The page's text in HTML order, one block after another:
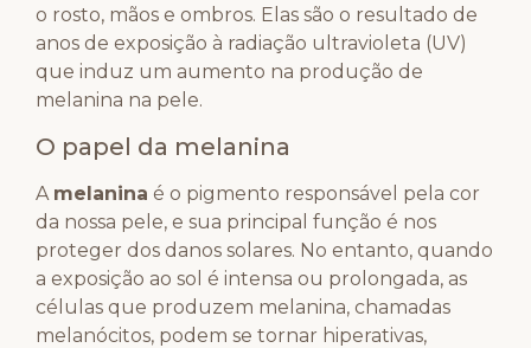
o rosto, mãos e ombros. Elas são o resultado de
anos de exposição à radiação ultravioleta (UV)
que induz um aumento na produção de
melanina na pele.
O papel da melanina
A melanina é o pigmento responsável pela cor
da nossa pele, e sua principal função é nos
proteger dos danos solares. No entanto, quando
a exposição ao sol é intensa ou prolongada, as
células que produzem melanina, chamadas
melanócitos, podem se tornar hiperativas,